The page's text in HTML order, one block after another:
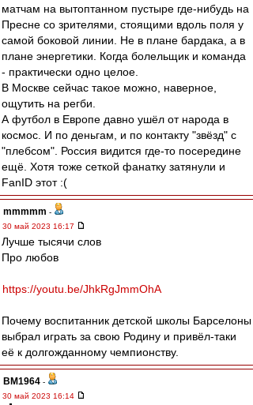
матчам на вытоптанном пустыре где-нибудь на
Пресне со зрителями, стоящими вдоль поля у
самой боковой линии. Не в плане бардака, а в
плане энергетики. Когда болельщик и команда
- практически одно целое.
В Москве сейчас такое можно, наверное,
ощутить на регби.
А футбол в Европе давно ушёл от народа в
космос. И по деньгам, и по контакту "звёзд" с
"плебсом". Россия видится где-то посередине
ещё. Хотя тоже сеткой фанатку затянули и
FanID этот :(
mmmmm -
30 май 2023 16:17
Лучше тысячи слов
Про любов
https://youtu.be/JhkRgJmmOhA
Почему воспитанник детской школы Барселоны
выбрал играть за свою Родину и привёл-таки
её к долгожданному чемпионству.
BM1964 -
30 май 2023 16:14